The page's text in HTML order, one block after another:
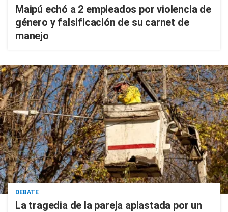
Maipú echó a 2 empleados por violencia de
género y falsificación de su carnet de
manejo
DEBATE
La tragedia de la pareja aplastada por un